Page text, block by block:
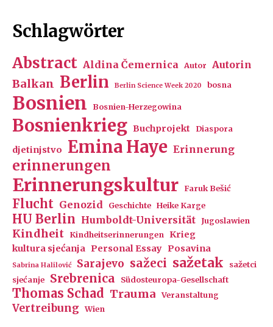
Schlagwörter
Abstract Aldina Čemernica Autor Autorin
Balkan Berlin Berlin Science Week 2020 bosna
Bosnien Bosnien-Herzegowina
Bosnienkrieg Buchprojekt Diaspora
djetinjstvo Emina Haye Erinnerung
erinnerungen
Erinnerungskultur Faruk Bešić
Flucht Genozid Geschichte Heike Karge
HU Berlin Humboldt-Universität Jugoslawien
Kindheit Kindheitserinnerungen
Krieg
kultura sjećanja
Personal Essay Posavina
Sabrina Halilović Sarajevo sažeci sažetak
sažetci
sjećanje
Srebrenica Südosteuropa-Gesellschaft
Thomas Schad Trauma Veranstaltung
Vertreibung Wien